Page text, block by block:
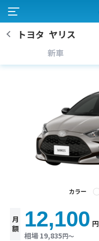
トヨタ ヤリス
新車
カラー
月
額
相場 19,835円〜
12,100 円